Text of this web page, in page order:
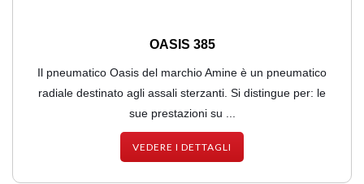
OASIS 385
Il pneumatico Oasis del marchio Amine è un pneumatico
radiale destinato agli assali sterzanti. Si distingue per: le
sue prestazioni su ...
VEDERE I DETTAGLI